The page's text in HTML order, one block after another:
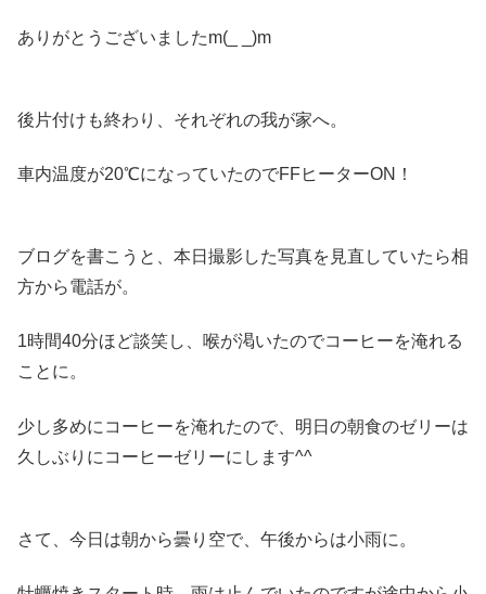
ありがとうございましたm(_ _)m
後片付けも終わり、それぞれの我が家へ。
車内温度が20℃になっていたのでFFヒーターON！
ブログを書こうと、本日撮影した写真を見直していたら相
方から電話が。
1時間40分ほど談笑し、喉が渇いたのでコーヒーを淹れる
ことに。
少し多めにコーヒーを淹れたので、明日の朝食のゼリーは
久しぶりにコーヒーゼリーにします^^
さて、今日は朝から曇り空で、午後からは小雨に。